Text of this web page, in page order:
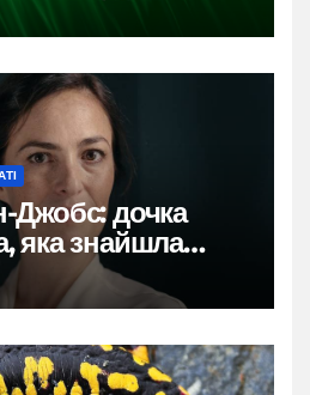
Джобс: дочка
яка знайшла